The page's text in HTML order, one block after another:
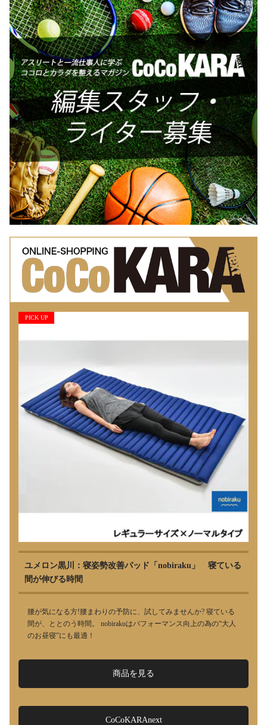
PICK UP
ユメロン黒川：寝姿勢改善パッド「nobiraku」 寝ている
間が伸びる時間
腰が気になる方!腰まわりの予防に、試してみませんか? 寝ている
間が、ととのう時間。 nobirakuはパフォーマンス向上の為の“大人
のお昼寝”にも最適！
商品を見る
CoCoKARAnext